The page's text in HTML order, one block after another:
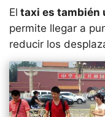
El taxi es también
permite llegar a
reducir los